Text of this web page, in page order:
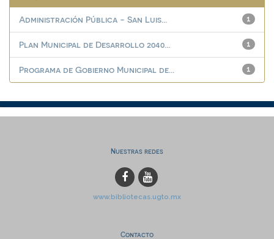
1
Administración Pública - San Luis...
1
Plan Municipal de Desarrollo 2040...
1
Programa de Gobierno Municipal de...
Nuestras redes
www.bibliotecas.ugto.mx
Contacto